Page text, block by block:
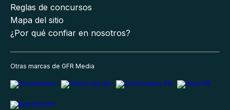
Reglas de concursos
Mapa del sitio
¿Por qué confiar en nosotros?
Otras marcas de GFR Media